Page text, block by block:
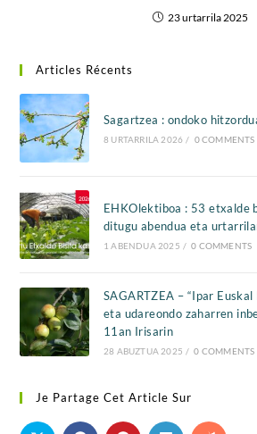
23 urtarrila 2025
Articles Récents
Sagartzea : ondoko
8 URTARRILA 2026 / 0 COMMENTS
EHKOlektiboa : 53 etxalde
ditugu abendua eta
1 ABENDUA 2025 / 0 COMMENTS
SAGARTZEA – “Ipar
eta udareondo zaharren
11an Irisarin
28 ABUZTUA 2025 / 0 COMMENTS
Je Partage Cet Article Sur